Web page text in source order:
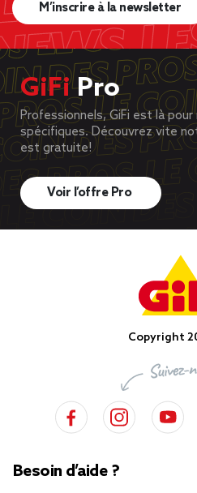
M’inscrire à la newsletter
GiFiPro
Professionnels, GiFi est là
spécifiques. Découvrez vite
est gratuite!
Voir l’offre Pro
Copyright
Besoin d’aide ?